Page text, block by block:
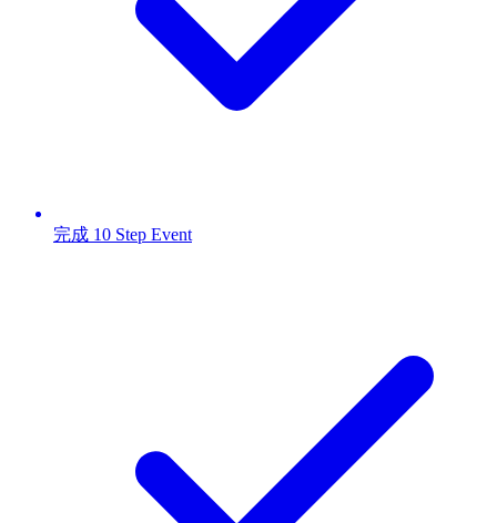
完成 10 Step Event